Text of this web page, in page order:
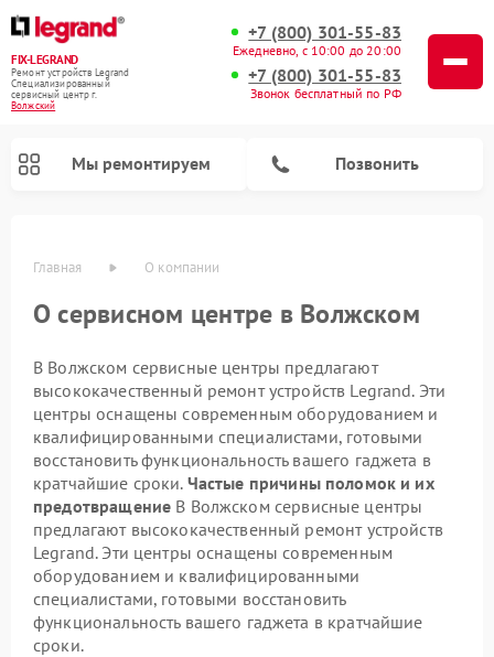
FIX-LEGRAND
Ремонт устройств Legrand
Специализированный
cервисный центр г.
Волжский
+7 (800) 301-55-83
Ежедневно, с 10:00 до 20:00
+7 (800) 301-55-83
Звонок бесплатный по РФ
Мы ремонтируем Позвонить
Главная О компании
О сервисном центре в Волжском
В Волжском сервисные центры предлагают
высококачественный ремонт устройств Legrand. Эти
центры оснащены современным оборудованием и
квалифицированными специалистами, готовыми
восстановить функциональность вашего гаджета в
кратчайшие сроки. Частые причины поломок и их
предотвращение В Волжском сервисные центры
предлагают высококачественный ремонт устройств
Legrand. Эти центры оснащены современным
оборудованием и квалифицированными
специалистами, готовыми восстановить
функциональность вашего гаджета в кратчайшие
сроки.